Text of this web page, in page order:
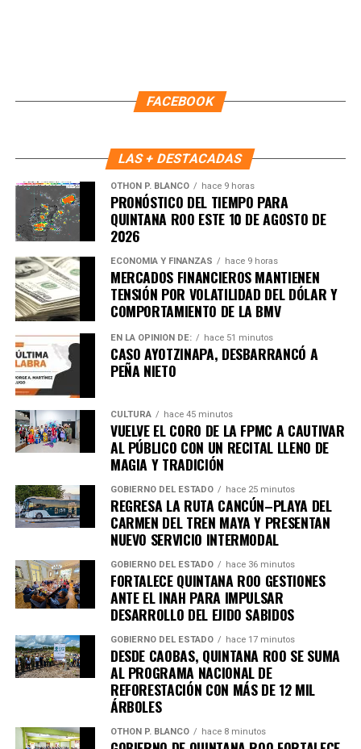
Recibe las noticias al instante
Quinto Podery recibe las noticias más
importantes de Quintana Roo directamente
Unirme al canal de WhatsApp
FACEBOOK
LAS + DESTACADAS
OTHON P. BLANCO hace 9 horas
PRONÓSTICO DEL TIEMPO PARA
QUINTANA ROO ESTE 10 DE AGOSTO DE
2026
ECONOMÍA Y FINANZAS hace 9 horas
MERCADOS FINANCIEROS MANTIENEN
TENSIÓN POR VOLATILIDAD DEL DÓLAR Y
COMPORTAMIENTO DE LA BMV
EN LA OPINIÓN DE: hace 51 minutos
CASO AYOTZINAPA, DESBARRANCÓ A
PEÑA NIETO
CULTURA hace 45 minutos
VUELVE EL CORO DE LA FPMC A CAUTIVAR
AL PÚBLICO CON UN RECITAL LLENO DE
MAGIA Y TRADICIÓN
GOBIERNO DEL ESTADO hace 25 minutos
REGRESA LA RUTA CANCÚN–PLAYA DEL
CARMEN DEL TREN MAYA Y PRESENTAN
NUEVO SERVICIO INTERMODAL
GOBIERNO DEL ESTADO hace 36 minutos
FORTALECE QUINTANA ROO GESTIONES
ANTE EL INAH PARA IMPULSAR
DESARROLLO DEL EJIDO SABIDOS
GOBIERNO DEL ESTADO hace 17 minutos
DESDE CAOBAS, QUINTANA ROO SE SUMA
AL PROGRAMA NACIONAL DE
REFORESTACIÓN CON MÁS DE 12 MIL
ÁRBOLES
OTHON P. BLANCO hace 8 minutos